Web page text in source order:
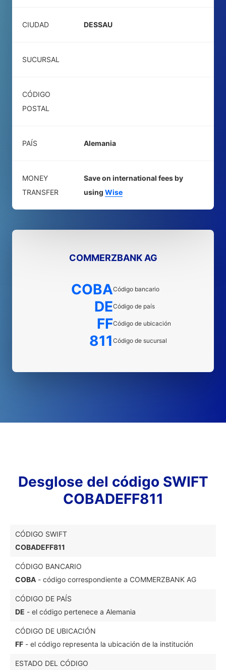
CIUDAD DESSAU
SUCURSAL
CÓDIGO
POSTAL
PAÍS Alemania
MONEY
TRANSFER
Save on international fees by
using Wise
COMMERZBANK AG
COBACódigo bancario
DECódigo de país
FFCódigo de ubicación
811 Código de sucursal
Desglose del código SWIFT
COBADEFF811
CÓDIGO SWIFT
COBADEFF811
CÓDIGO BANCARIO
COBA - código correspondiente a COMMERZBANK AG
CÓDIGO DE PAÍS
DE - el código pertenece a Alemania
CÓDIGO DE UBICACIÓN
FF - el código representa la ubicación de la institución
ESTADO DEL CÓDIGO